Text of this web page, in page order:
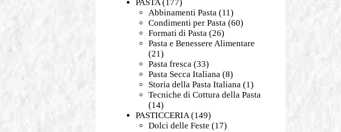
PASTA(177)
Abbinamenti Pasta (11)
Condimenti per Pasta (60)
Formati di Pasta (26)
Pasta e Benessere Alimentare
(21)
Pasta fresca (33)
Pasta Secca Italiana (8)
Storia della Pasta Italiana (1)
Tecniche di Cottura della Pasta
(14)
PASTICCERIA(149)
Dolci delle Feste (17)